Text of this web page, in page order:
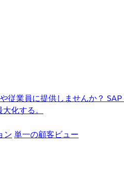
従業員に提供しませんか？ SAP
化する。
ン 単一の顧客ビュー